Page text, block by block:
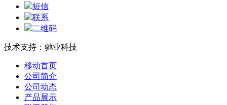
短信
联系
二维码
技术支持：驰业科技
移动首页
公司简介
公司动态
产品展示